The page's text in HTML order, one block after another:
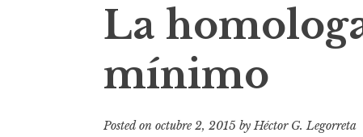
o
n
t
La
mínimo
Posted on octubre 2, 2015 byHéctor G. Legorreta